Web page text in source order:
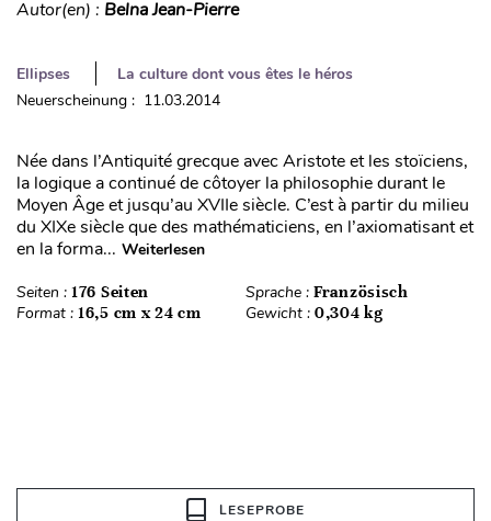
Autor(en) : Belna Jean-Pierre
Ellipses
La culture dont vous êtes le héros
Neuerscheinung : 11.03.2014
Née dans l’Antiquité grecque avec Aristote et les stoïciens,
la logique a continué de côtoyer la philosophie durant le
Moyen Âge et jusqu’au XVIIe siècle. C’est à partir du milieu
du XIXe siècle que des mathématiciens, en l’axiomatisant et
en la forma... Weiterlesen
Seiten : 176 Seiten Sprache : Französisch
Format : 16,5 cm x 24 cm Gewicht : 0,304 kg
LESEPROBE